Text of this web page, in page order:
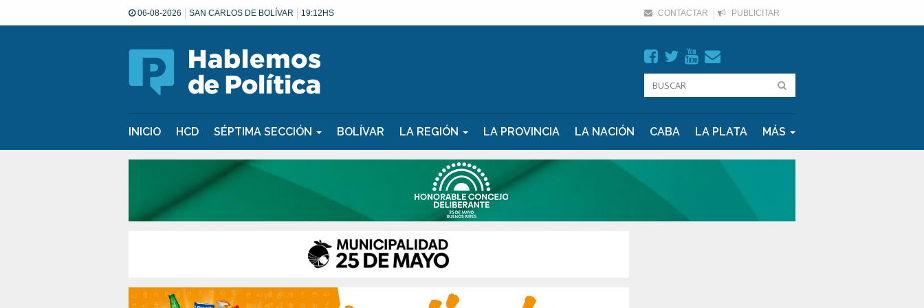
06-08-2026 SAN CARLOS DE BOLÍVAR 19:12HS CONTACTAR PUBLICITAR
INICIO HCD SÉPTIMA SECCIÓN BOLÍVAR LA REGIÓN LA PROVINCIA LA NACIÓN CABA LA PLATA MÁS